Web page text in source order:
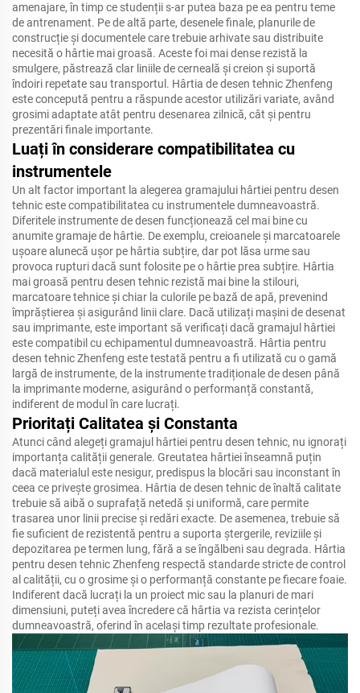
amenajare, în timp ce studenții s-ar putea baza pe ea pentru teme
de antrenament. Pe de altă parte, desenele finale, planurile de
construcție și documentele care trebuie arhivate sau distribuite
necesită o hârtie mai groasă. Aceste foi mai dense rezistă la
smulgere, păstrează clar liniile de cerneală și creion și suportă
îndoiri repetate sau transportul. Hârtia de desen tehnic Zhenfeng
este concepută pentru a răspunde acestor utilizări variate, având
grosimi adaptate atât pentru desenarea zilnică, cât și pentru
prezentări finale importante.
Luați în considerare compatibilitatea cu
instrumentele
Un alt factor important la alegerea gramajului hârtiei pentru desen
tehnic este compatibilitatea cu instrumentele dumneavoastră.
Diferitele instrumente de desen funcționează cel mai bine cu
anumite gramaje de hârtie. De exemplu, creioanele și marcatoarele
ușoare alunecă ușor pe hârtia subțire, dar pot lăsa urme sau
provoca rupturi dacă sunt folosite pe o hârtie prea subțire. Hârtia
mai groasă pentru desen tehnic rezistă mai bine la stilouri,
marcatoare tehnice și chiar la culorile pe bază de apă, prevenind
împrăștierea și asigurând linii clare. Dacă utilizați mașini de desenat
sau imprimante, este important să verificați dacă gramajul hârtiei
este compatibil cu echipamentul dumneavoastră. Hârtia pentru
desen tehnic Zhenfeng este testată pentru a fi utilizată cu o gamă
largă de instrumente, de la instrumente tradiționale de desen până
la imprimante moderne, asigurând o performanță constantă,
indiferent de modul în care lucrați.
Prioritați Calitatea și Constanta
Atunci când alegeți gramajul hârtiei pentru desen tehnic, nu ignorați
importanța calității generale. Greutatea hârtiei înseamnă puțin
dacă materialul este nesigur, predispus la blocări sau inconstant în
ceea ce privește grosimea. Hârtia de desen tehnic de înaltă calitate
trebuie să aibă o suprafață netedă și uniformă, care permite
trasarea unor linii precise și redări exacte. De asemenea, trebuie să
fie suficient de rezistentă pentru a suporta ștergerile, reviziile și
depozitarea pe termen lung, fără a se îngălbeni sau degrada. Hârtia
pentru desen tehnic Zhenfeng respectă standarde stricte de control
al calității, cu o grosime și o performanță constante pe fiecare foaie.
Indiferent dacă lucrați la un proiect mic sau la planuri de mari
dimensiuni, puteți avea încredere că hârtia va rezista cerințelor
dumneavoastră, oferind în același timp rezultate profesionale.